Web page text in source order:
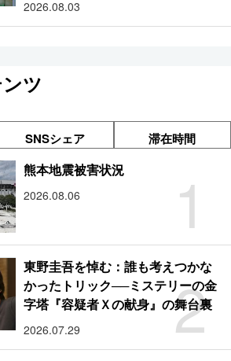
2026.08.03
ツ
SNSシェア 滞在時間
1
熊本地震被害状況
2026.08.06
2
東野圭吾を悼む：誰も考えつかな
かったトリック──ミステリーの金
字塔『容疑者Ｘの献身』の舞台裏
2026.07.29